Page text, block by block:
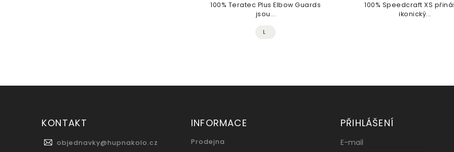
100% Teratec Plus Elbow Guards
jsou...
L
100% Speedcraft XS
ikonický...
KONTAKT
objednavky@hupnakolo.cz
INFORMACE
Prodejna
PŘIHLÁŠENÍ
E-mail